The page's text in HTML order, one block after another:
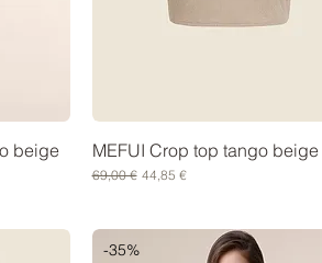
beige MEFUI Crop top tango beige
Prezzo regolare
69,00 € Prezzo scontato
44,85 €
-35%